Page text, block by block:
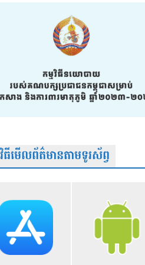
ធីមើលព័ត៌មានតាមទូរស័ព្វ